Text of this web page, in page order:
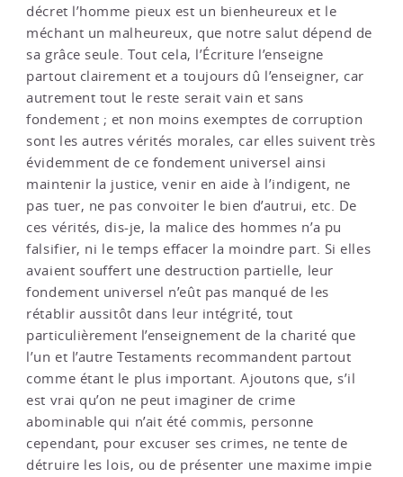
décret l’homme pieux est un bienheureux et le
méchant un malheureux, que notre salut dépend de
sa grâce seule. Tout cela, l’Écriture l’enseigne
partout clairement et a toujours dû l’enseigner, car
autrement tout le reste serait vain et sans
fondement ; et non moins exemptes de corruption
sont les autres vérités morales, car elles suivent très
évidemment de ce fondement universel ainsi
maintenir la justice, venir en aide à l’indigent, ne
pas tuer, ne pas convoiter le bien d’autrui, etc. De
ces vérités, dis-je, la malice des hommes n’a pu
falsifier, ni le temps effacer la moindre part. Si elles
avaient souffert une destruction partielle, leur
fondement universel n’eût pas manqué de les
rétablir aussitôt dans leur intégrité, tout
particulièrement l’enseignement de la charité que
l’un et l’autre Testaments recommandent partout
comme étant le plus important. Ajoutons que, s’il
est vrai qu’on ne peut imaginer de crime
abominable qui n’ait été commis, personne
cependant, pour excuser ses crimes, ne tente de
détruire les lois, ou de présenter une maxime impie